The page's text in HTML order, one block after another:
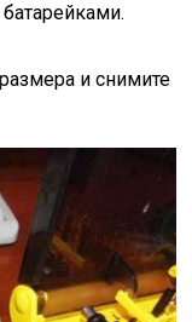
и снимите